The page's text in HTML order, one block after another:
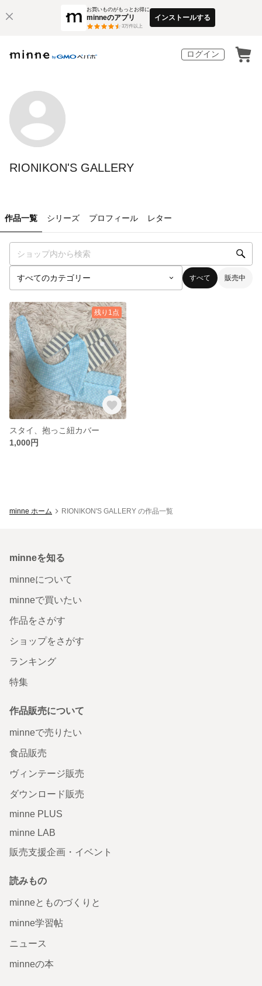
お買いものがもっとお得に
minneのアプリ
3万件以上
インストールする
ログイン
RIONIKON'S GALLERY
作品一覧 シリーズ プロフィール レター
すべて 販売中
残り1点
スタイ、抱っこ紐カバー
1,000円
minne ホーム RIONIKON'S GALLERY の作品一覧
minneを知る
minneについて
minneで買いたい
作品をさがす
ショップをさがす
ランキング
特集
作品販売について
minneで売りたい
食品販売
ヴィンテージ販売
ダウンロード販売
minne PLUS
minne LAB
販売支援企画・イベント
読みもの
minneとものづくりと
minne学習帖
ニュース
minneの本